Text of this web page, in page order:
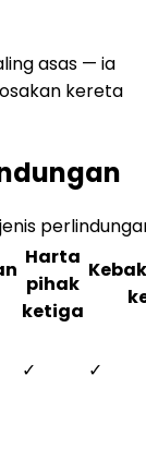
asas — ia
kereta
Harta
pihak
ketiga
✓ ✓